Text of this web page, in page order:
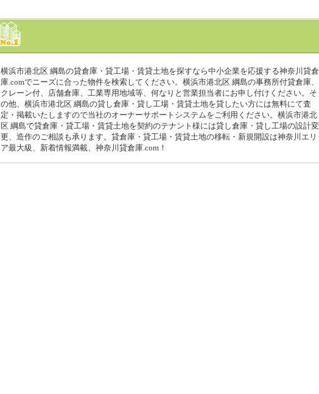
横浜市港北区 綱島の貸倉庫・貸工場・賃貸土地を探すなら中小企業を応援する神奈川貸倉
庫.comでニーズに合った物件を検索してください。横浜市港北区 綱島の事務所付貸倉庫、
クレーン付、店舗倉庫、工業専用地域等、何なりと営業担当者にお申し付けください。そ
の他、横浜市港北区 綱島の貸し倉庫・貸し工場・賃貸土地を貸したい方には無料にて査
定・掲載いたしますので当社のオーナーサポートシステムをご利用ください。横浜市港北
区 綱島で貸倉庫・貸工場・賃貸土地を契約のテナント様には貸し倉庫・貸し工場の設計変
更、造作のご相談も承ります。貸倉庫・貸工場・賃貸土地の移転・新規開設は神奈川エリ
ア最大級、新着情報満載、神奈川貸倉庫.com！